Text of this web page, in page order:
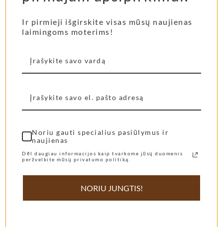
Cocoa
Pasirinkti savybes
Jambo Cocoa namų
kvapo papildymas
Į krepšelį
Ir pirmieji išgirskite visas mūsų naujienas
laimingoms moterims!
Noriu gauti specialius pasiūlymus ir
naujienas
Dėl daugiau informacijos kaip tvarkome jūsų duomenis
peržvelkite mūsų privatumo politiką.
NORIU JUNGTIS!